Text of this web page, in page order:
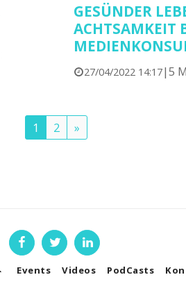
GESÜNDER
ACHTSAMKEIT
27/04/2022 14:17|5
1 2 »
Events Videos PodCasts